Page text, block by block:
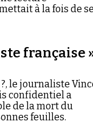
à la fois de se
française
le journaliste
confidentiel a
de la mort du
feuilles.